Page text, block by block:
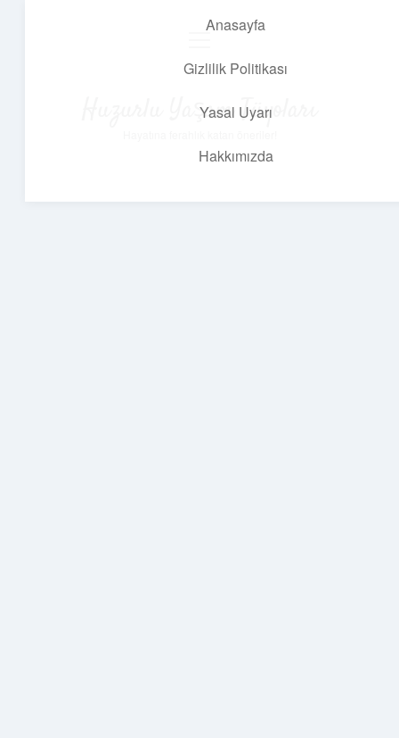
Anasayfa
Gizlilik Politikası
Yasal Uyarı
Hakkımızda
Huzurlu Yaşam Tüyoları